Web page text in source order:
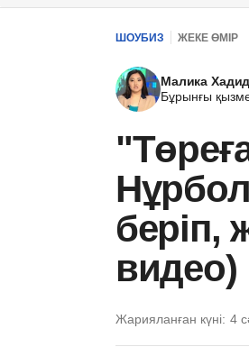
ШОУБИЗ ЖЕКЕ ӨМІР
Малика
Бұрынғы
беріп,
видео)
Жарияланған күні: 4